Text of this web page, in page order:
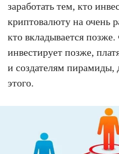
заработать тем, кто
криптовалюту на очень
кто вкладывается
инвестирует позже,
и создателям пирамиды,
этого.